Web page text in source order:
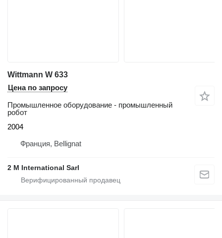
Wittmann W 633
Цена по запросу
Промышленное оборудование - промышленный
робот
2004
Франция, Bellignat
2 M International Sarl